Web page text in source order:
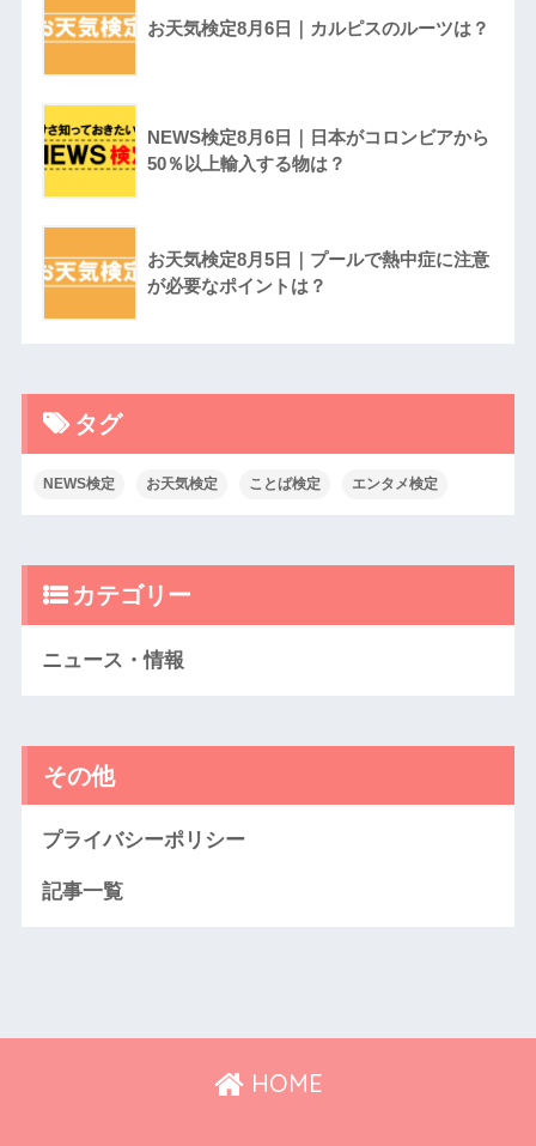
お天気検定8月6日｜カルピスのルーツは？
NEWS検定8月6日｜日本がコロンビアから
50％以上輸入する物は？
お天気検定8月5日｜プールで熱中症に注意
が必要なポイントは？
タグ
NEWS検定 お天気検定 ことば検定 エンタメ検定
カテゴリー
ニュース・情報
その他
プライバシーポリシー
記事一覧
HOME